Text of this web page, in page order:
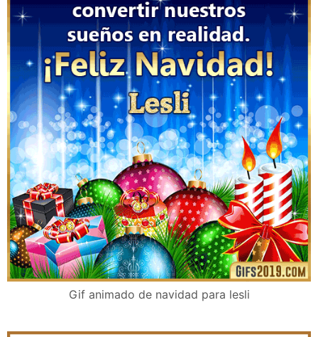
Gif animado de navidad para lesli